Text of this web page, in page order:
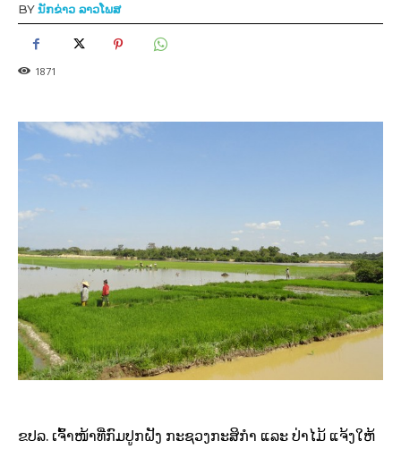
BYນັກຂ່າວ ລາວໂພສ
1871
ຂປລ. ​ເຈົ້າ​ໜ້າ​ທີ່​ກົມ​ປູກຝັງ ກະຊວງ​ກະສິກໍາ ​ແລະ ປ່າ​ໄມ້ ​ແຈ້ງ​ໃຫ້​